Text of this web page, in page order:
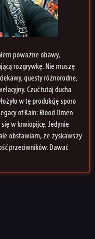
poważne obawy,
rozgrywkę. Nie muszę
questy różnorodne,
Czuć tutaj ducha
w tę produkcję sporo
of Kain: Blood Omen
w krwiopijcę. Jedynie
obstawiam, że zyskawszy
przeciwników. Dawać